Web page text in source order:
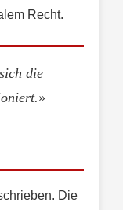
Recht.
die
Die